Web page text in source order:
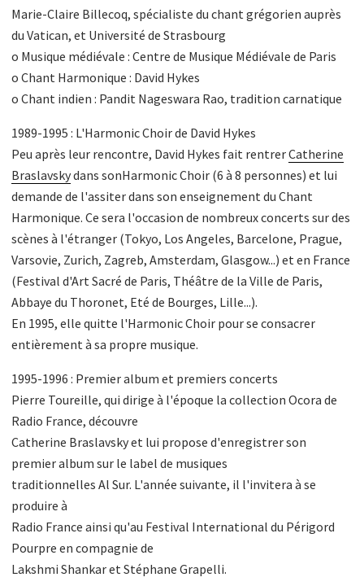
Marie-Claire Billecoq, spécialiste du chant grégorien auprès
du Vatican, et Université de Strasbourg
o Musique médiévale : Centre de Musique Médiévale de Paris
o Chant Harmonique : David Hykes
o Chant indien : Pandit Nageswara Rao, tradition carnatique
1989-1995 : L'Harmonic Choir de David Hykes
Peu après leur rencontre, David Hykes fait rentrerCatherine
Braslavskydans sonHarmonic Choir (6 à 8 personnes) et lui
demande de l'assiter dans son enseignement du Chant
Harmonique. Ce sera l'occasion de nombreux concerts sur des
scènes à l'étranger (Tokyo, Los Angeles, Barcelone, Prague,
Varsovie, Zurich, Zagreb, Amsterdam, Glasgow...) et en France
(Festival d'Art Sacré de Paris, Théâtre de la Ville de Paris,
Abbaye du Thoronet, Eté de Bourges, Lille...).
En 1995, elle quitte l'Harmonic Choir pour se consacrer
entièrement à sa propre musique.
1995-1996 : Premier album et premiers concerts
Pierre Toureille, qui dirige à l'époque la collection Ocora de
Radio France, découvre
Catherine Braslavsky et lui propose d'enregistrer son
premier album sur le label de musiques
traditionnelles Al Sur. L'année suivante, il l'invitera à se
produire à
Radio France ainsi qu'au Festival International du Périgord
Pourpre en compagnie de
Lakshmi Shankar et Stéphane Grapelli.